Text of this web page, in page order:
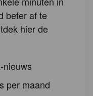
beter af te
hier de
nieuws
per maand